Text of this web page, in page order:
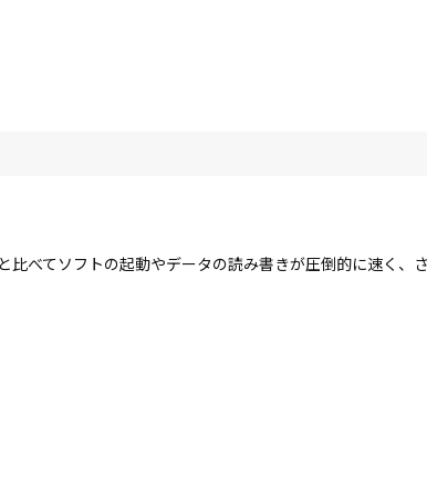
比べてソフトの起動やデータの読み書きが圧倒的に速く